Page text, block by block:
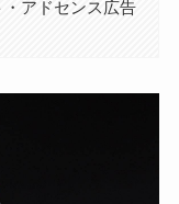
アドセンス広告